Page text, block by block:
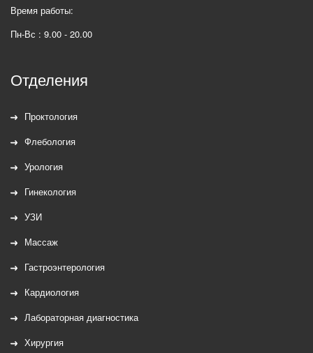
Время работы:
Пн-Вс : 9.00 - 20.00
Отделения
Проктология
Флебология
Урология
Гинекология
УЗИ
Массаж
Гастроэнтерология
Кардиология
Лабораторная диагностика
Хирургия